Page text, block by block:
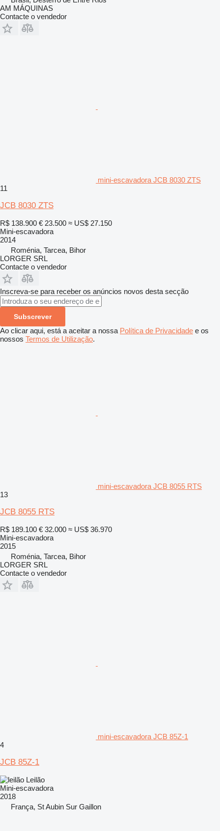
AM MÁQUINAS
Contacte o vendedor
mini-escavadora JCB 8030 ZTS
11
JCB 8030 ZTS
R$ 138.900 € 23.500 ≈ US$ 27.150
Mini-escavadora
2014
Roménia, Tarcea, Bihor
LORGER SRL
Contacte o vendedor
Inscreva-se para receber os anúncios novos desta secção
Subscrever
Ao clicar aqui, está a aceitar a nossa Política de Privacidade e os
nossos Termos de Utilização.
mini-escavadora JCB 8055 RTS
13
JCB 8055 RTS
R$ 189.100 € 32.000 ≈ US$ 36.970
Mini-escavadora
2015
Roménia, Tarcea, Bihor
LORGER SRL
Contacte o vendedor
mini-escavadora JCB 85Z-1
4
JCB 85Z-1
Leilão
Mini-escavadora
2018
França, St Aubin Sur Gaillon